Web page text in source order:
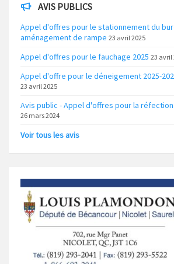
AVIS PUBLICS
Appel d'offres pour le stationnement du
aménagement de rampe 23 avril 2025
Appel d'offres pour le fauchage 2025 23 avril
Appel d'offre pour le déneigement 2025-
23 avril 2025
Avis public - Appel d'offres pour la
26 mars 2024
Voir tous les avis